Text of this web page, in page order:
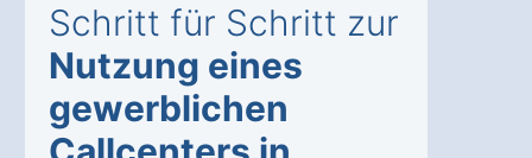
Schritt für Schritt zur
Nutzung eines
gewerblichen